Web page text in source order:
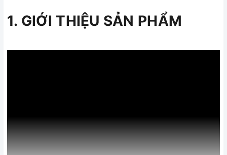
1. GIỚI THIỆU SẢN PHẨM